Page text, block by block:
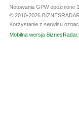
Notowania GPW opóźnione
© 2010-2026
Korzystanie z serwisu
Mobilna wersja